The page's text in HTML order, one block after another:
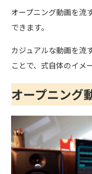
オープニング動画を流
できます。
カジュアルな動画を流
ことで、式自体のイメ
オープニング